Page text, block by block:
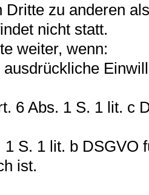
zu anderen
nicht statt.
weiter, wenn:
6 Abs. 1 S. 1 lit. c
S. 1 lit. b DSGVO
ist.